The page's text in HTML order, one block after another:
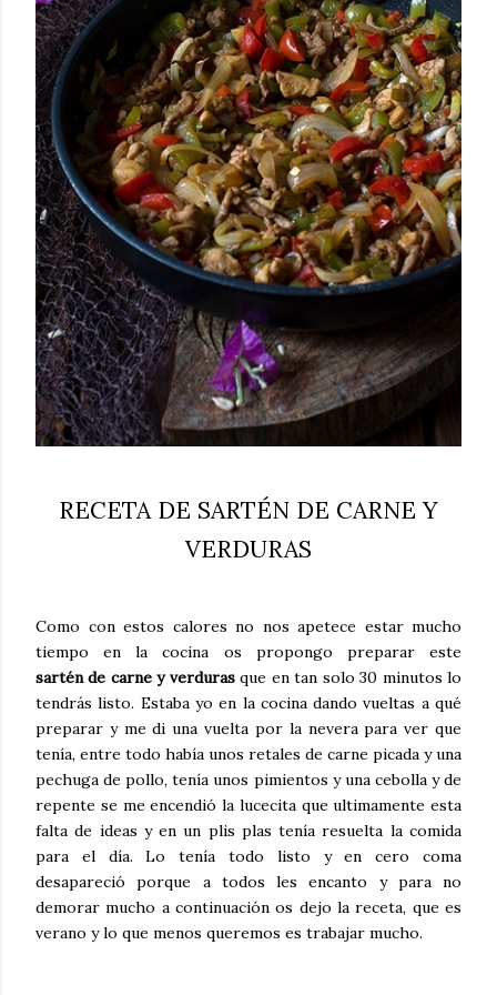
RECETA DE SARTÉN DE CARNE Y
VERDURAS
Como con estos calores no nos apetece estar mucho
tiempo en la cocina os propongo preparar este
sartén de carne y verdurasque en tan solo 30 minutos lo
tendrás listo. Estaba yo en la cocina dando vueltas a qué
preparar y me di una vuelta por la nevera para ver que
tenía, entre todo había unos retales de carne picada y una
pechuga de pollo, tenía unos pimientos y una cebolla y de
repente se me encendió la lucecita que ultimamente esta
falta de ideas y en un plis plas tenía resuelta la comida
para el día. Lo tenía todo listo y en cero coma
desapareció porque a todos les encanto y para no
demorar mucho a continuación os dejo la receta, que es
verano y lo que menos queremos es trabajar mucho.